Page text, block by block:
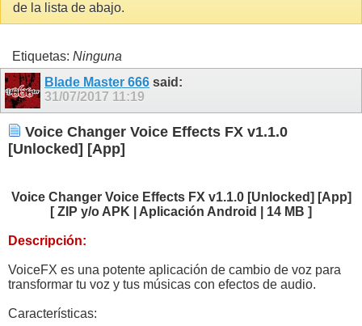
de la lista de abajo.
Etiquetas: Ninguna
Blade Master 666 said:
31/07/2017 11:19
Voice Changer Voice Effects FX v1.1.0
[Unlocked] [App]
Voice Changer Voice Effects FX v1.1.0 [Unlocked] [App]
[ ZIP y/o APK | Aplicación Android | 14 MB ]
Descripción:
VoiceFX es una potente aplicación de cambio de voz para
transformar tu voz y tus músicas con efectos de audio.
Características: